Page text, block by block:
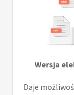
Wersja
Daje